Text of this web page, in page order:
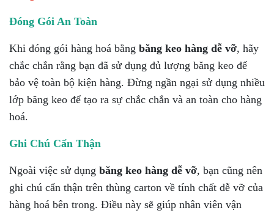
Đóng Gói An Toàn
Khi đóng gói hàng hoá bằng băng keo hàng dễ vỡ, hãy
chắc chắn rằng bạn đã sử dụng đủ lượng băng keo để
bảo vệ toàn bộ kiện hàng. Đừng ngần ngại sử dụng nhiều
lớp băng keo để tạo ra sự chắc chắn và an toàn cho hàng
hoá.
Ghi Chú Cẩn Thận
Ngoài việc sử dụng băng keo hàng dễ vỡ, bạn cũng nên
ghi chú cẩn thận trên thùng carton về tính chất dễ vỡ của
hàng hoá bên trong. Điều này sẽ giúp nhân viên vận